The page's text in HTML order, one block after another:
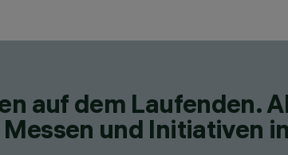
auf dem Laufenden.
und Initiativen